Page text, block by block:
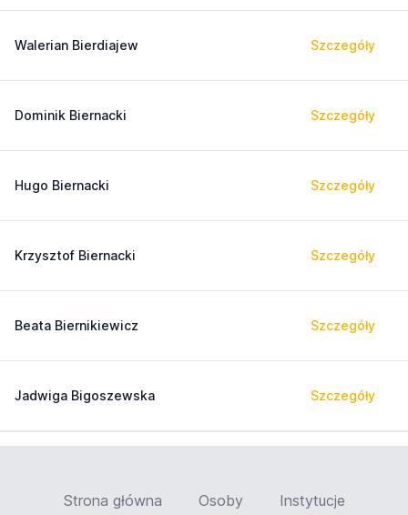
Walerian Bierdiajew Szczegóły
Dominik Biernacki Szczegóły
Hugo Biernacki Szczegóły
Krzysztof Biernacki Szczegóły
Beata Biernikiewicz Szczegóły
Jadwiga Bigoszewska Szczegóły
Strona główna Osoby Instytucje